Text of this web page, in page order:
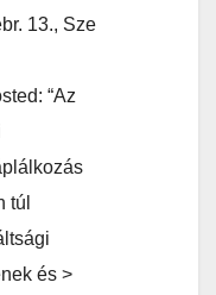
13., Sze
“Az
túl
és >